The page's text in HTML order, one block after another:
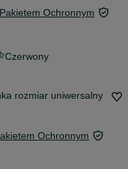
Ochronnym
Czerwony
rozmiar uniwersalny
Ochronnym